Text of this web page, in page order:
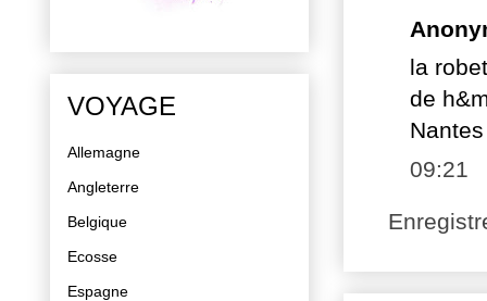
la
de
09:21
VOYAGE
Allemagne
Angleterre
Belgique
Ecosse
Espagne